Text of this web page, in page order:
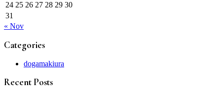
24 25 26 27 28 29 30
31
« Nov
Categories
dogamakiura
Recent Posts